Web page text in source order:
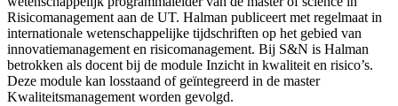
Risicomanagement aan de UT. Halman publiceert met regelmaat in
internationale wetenschappelijke tijdschriften op het gebied van
innovatiemanagement en risicomanagement. Bij S&N is Halman
betrokken als docent bij de module Inzicht in kwaliteit en risico’s.
Deze module kan losstaand of geïntegreerd in de master
Kwaliteitsmanagement worden gevolgd.